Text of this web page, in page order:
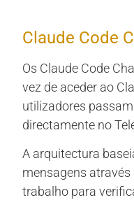
Claude Code
Os Claude Code
vez de aceder ao
utilizadores
directamente no
A arquitectura
mensagens
trabalho para